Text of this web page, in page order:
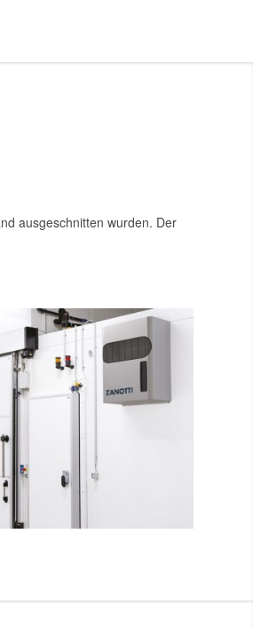
ausgeschnitten wurden. Der